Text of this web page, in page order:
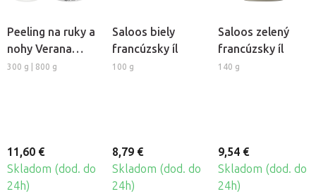
Peeling na ruky a
nohy Verana
Mäta
300 g | 800 g
11,60 €
Skladom (dod. do
24h)
Saloos biely
francúzsky íl
100 g
8,79 €
Skladom (dod. do
24h)
Saloos zelený
francúzsky íl
140 g
9,54 €
Skladom (dod. do
24h)